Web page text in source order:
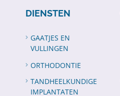
DIENSTEN
GAATJES EN
VULLINGEN
ORTHODONTIE
TANDHEELKUNDIGE
IMPLANTATEN